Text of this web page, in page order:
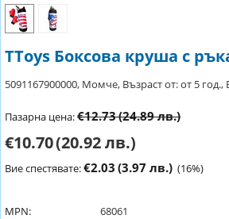
TToys Боксова круша с
5091167900000, Момче, Възраст от: от 5 год.,
Пазарна цена:€12.73(24.89 лв.)
€10.70(20.92 лв.)
Вие спестявате:€2.03 (3.97 лв.) (16%)
MPN:
68061